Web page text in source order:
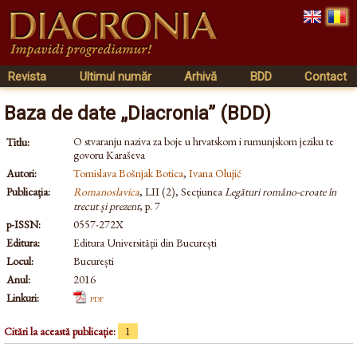
Revista Ultimul număr Arhivă BDD Contact
Baza de date „Diacronia” (BDD)
Titlu:
O stvaranju naziva za boje u hrvatskom i rumunjskom jeziku te
govoru Karaševa
Autori:
Tomislava Bošnjak Botica, Ivana Olujić
Publicația:
Romanoslavica, LII (2), SecțiuneaLegături româno-croate în
trecut și prezent, p. 7
p-ISSN:
0557-272X
Editura:
Editura Universității din București
Locul:
București
Anul:
2016
Linkuri:
pdf
Citări la această publicație: 1